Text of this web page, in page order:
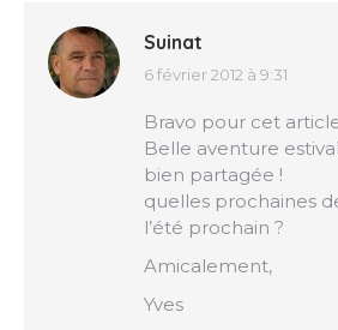
Suinat
dit
6 février 2012 à 9:31
Bravo pour cet
Belle aventure
bien partagée !
quelles prochaines
l’été prochain ?
Amicalement,
Yves